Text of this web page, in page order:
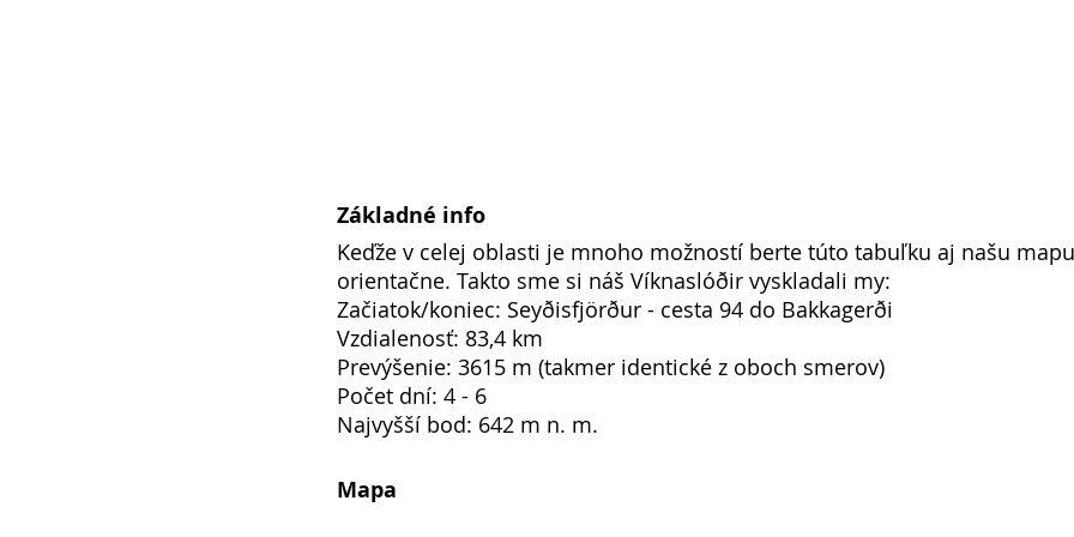
Základné info
Keďže v celej oblasti je mnoho možností berte túto tabuľku aj našu
orientačne. Takto sme si náš Víknaslóðir vyskladali my:
Začiatok/koniec: Seyðisfjörður - cesta 94 do Bakkagerði
Vzdialenosť: 83,4 km
Prevýšenie: 3615 m (takmer identické z oboch smerov)
Počet dní: 4 - 6
Najvyšší bod: 642 m n. m.
Mapa